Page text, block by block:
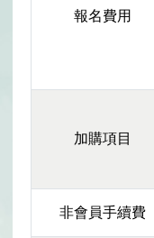
報名費用
加購項目
非會員手續費